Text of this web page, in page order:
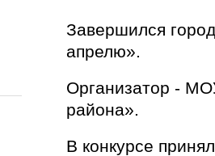
Завершился
апрелю».
Организатор -
района».
В конкурсе